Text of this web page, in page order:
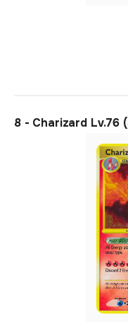
8 - Charizard Lv.76